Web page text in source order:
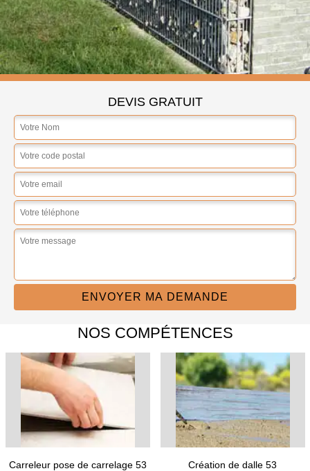
DEVIS GRATUIT
NOS COMPÉTENCES
Carreleur pose de carrelage 53 Création de dalle 53